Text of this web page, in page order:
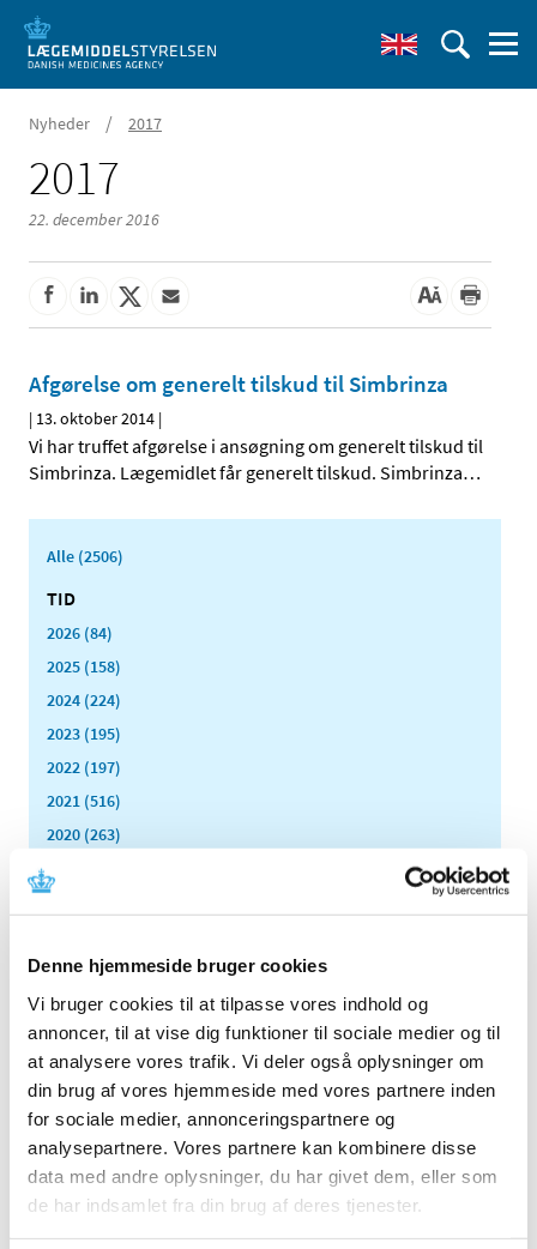
Denne hjemmeside bruger cookies
Vi bruger cookies til at tilpasse vores indhold og
annoncer, til at vise dig funktioner til sociale medier og til
at analysere vores trafik. Vi deler også oplysninger om
din brug af vores hjemmeside med vores partnere inden
for sociale medier, annonceringspartnere og
analysepartnere. Vores partnere kan kombinere disse
data med andre oplysninger, du har givet dem, eller som
de har indsamlet fra din brug af deres tjenester.
Nyheder / 2017
2017
22. december 2016
Afgørelse om generelt tilskud til Simbrinza
| 13. oktober 2014 |
Vi har truffet afgørelse i ansøgning om generelt tilskud til
Simbrinza. Lægemidlet får generelt tilskud. Simbrinza…
Alle (2506)
TID
2026 (84)
2025 (158)
2024 (224)
2023 (195)
2022 (197)
2021 (516)
2020 (263)
2016 (167)
2015 (33)
2014 (44)
december (3)
november (3)
oktober (1)
september (7)